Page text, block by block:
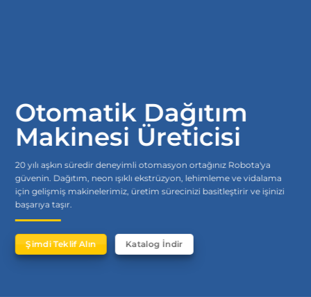
Otomatik Dağıtım
Makinesi Üreticisi
20 yılı aşkın süredir deneyimli otomasyon ortağınız Robota'ya
güvenin. Dağıtım, neon ışıklı ekstrüzyon, lehimleme ve vidalama
için gelişmiş makinelerimiz, üretim sürecinizi basitleştirir ve işinizi
başarıya taşır.
Şimdi Teklif Alın Katalog İndir